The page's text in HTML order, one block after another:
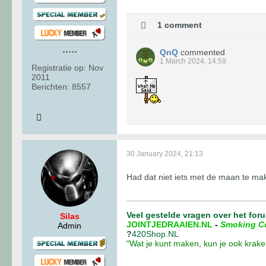
Registratie op: Nov
2011
Berichten: 8557
1 comment
QnQ commented
1 March 2024, 14:59
Silas
Admin
30 January 2024, 21:13
Had dat niet iets met de maan te
Veel gestelde vragen over het
JOINTJEDRAAIEN.NL - Smoking
?420Shop.NL
"Wat je kunt maken, kun je ook